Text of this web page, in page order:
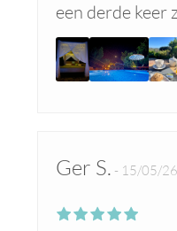
een derde
Ger S. 15/05/26